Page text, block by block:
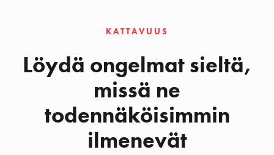
KATTAVUUS
Löydä ongelmat sieltä,
missä ne
todennäköisimmin
ilmenevät